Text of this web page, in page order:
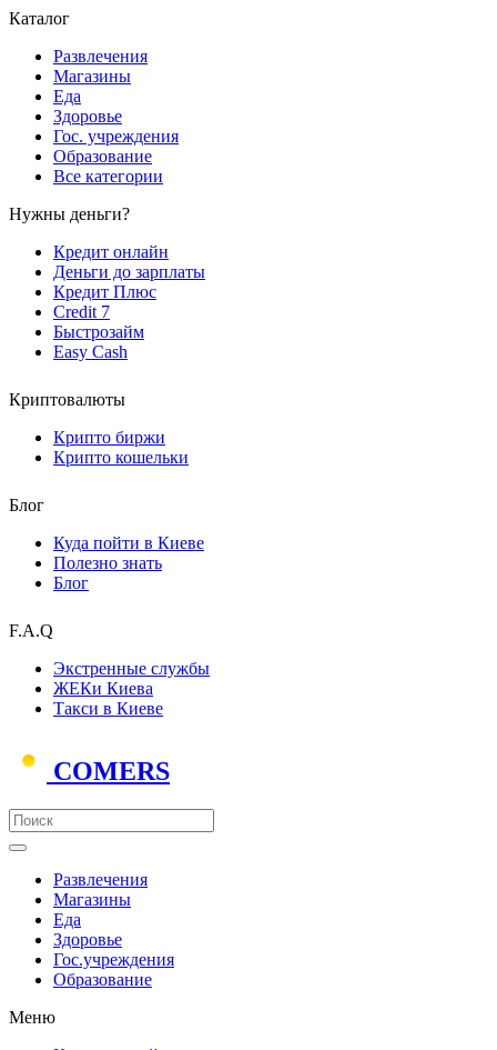
Каталог
Развлечения
Магазины
Еда
Здоровье
Гос. учреждения
Образование
Все категории
Нужны деньги?
Кредит онлайн
Деньги до зарплаты
Кредит Плюс
Credit 7
Быстрозайм
Easy Cash
Криптовалюты
Крипто биржи
Крипто кошельки
Блог
Куда пойти в Киеве
Полезно знать
Блог
F.A.Q
Экстренные службы
ЖЕКи Киева
Такси в Киеве
COMERS
Развлечения
Магазины
Еда
Здоровье
Гос.учреждения
Образование
Меню